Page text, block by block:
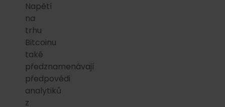
Napětí
na
trhu
Bitcoinu
také
předznamenávají
předpovědi
analytiků
z